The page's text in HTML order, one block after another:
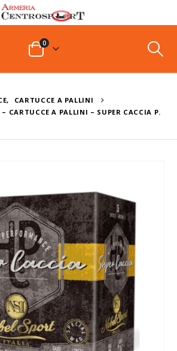
0
,
CARTUCCE A PALLINI
CARTUCCE A PALLINI – SUPER CACCIA P.